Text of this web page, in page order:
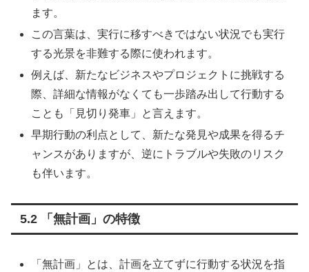
ます。
この言葉は、実行に移すべきではない状況でも実行
する光景を非難する際に使われます。
例えば、新たなビジネスやプロジェクトに挑戦する
際、詳細な情報がなくても一歩踏み出して行動する
ことも「見切り発車」と言えます。
早期行動の利点として、新たな発見や成果を得るチ
ャンスがありますが、逆にトラブルや失敗のリスク
も伴います。
5.2 「無計画」の特徴
「無計画」とは、計画を立てずに行動する状況を指